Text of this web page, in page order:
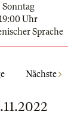
Sonntag
Uhr
Sprache
Nächste